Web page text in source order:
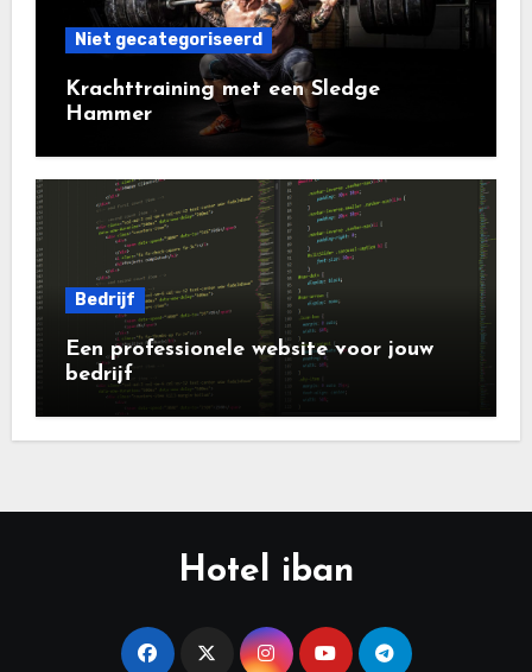
Niet gecategoriseerd
Krachttraining met een Sledge
Hammer
Bedrijf
Een professionele website voor jouw
bedrijf
Hotel iban